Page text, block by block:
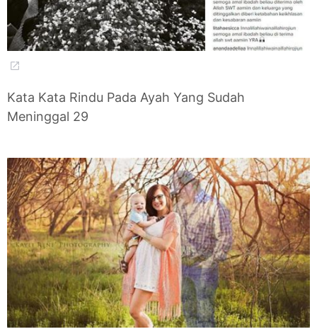
Kata Kata Rindu Pada Ayah Yang Sudah
Meninggal 29